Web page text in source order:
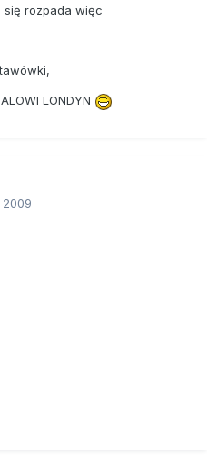
się rozpada więc
LONDYN
2009